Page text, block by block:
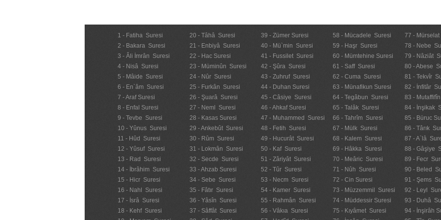
1 - Fatiha Suresi
2 - Bakara Suresi
3 - Âli İmrân Suresi
4 - Nisâ Suresi
5 - Mâide Suresi
6 - En`âm Suresi
7 - Araf Suresi
8 - Enfal Suresi
9 - Tevbe Suresi
10 - Yûnus Suresi
11 - Hûd Suresi
12 - Yûsuf Suresi
13 - Rad Suresi
14 - İbrâhim Suresi
15 - Hicr Suresi
16 - Nahl Suresi
17 - İsrâ Suresi
18 - Kehf Suresi
20 - Tâhâ Suresi
21 - Enbiyâ Suresi
22 - Hac Suresi
23 - Müminûn Suresi
24 - Nûr Suresi
25 - Furkân Suresi
26 - Şuarâ Suresi
27 - Neml Suresi
28 - Kasas Suresi
29 - Ankebût Suresi
30 - Rûm Suresi
31 - Lokmân Suresi
32 - Secde Suresi
33 - Ahzab Suresi
34 - Sebe Suresi
35 - Fâtır Suresi
36 - Yâsîn Suresi
37 - Sâffât Suresi
39 - Zümer Suresi
40 - Mü`min Suresi
41 - Fussilet Suresi
42 - Şûra Suresi
43 - Zuhruf Suresi
44 - Duhan Suresi
45 - Câsiye Suresi
46 - Ahkaf Suresi
47 - Muhammed Suresi
48 - Fetih Suresi
49 - Hucurât Suresi
50 - Kaf Suresi
51 - Zâriyât Suresi
52 - Tûr Suresi
53 - Necm Suresi
54 - Kamer Suresi
55 - Rahmân Suresi
56 - Vâkıa Suresi
58 - Mücadele Suresi
59 - Haşr Suresi
60 - Mümtehine Suresi
61 - Saff Suresi
62 - Cuma Suresi
63 - Münafikun Suresi
64 - Tegâbun Suresi
65 - Talâk Suresi
66 - Tahrîm Suresi
67 - Mülk Suresi
68 - Kalem Suresi
69 - Hâkka Suresi
70 - Meâric Suresi
71 - Nûh Suresi
72 - Cin Suresi
73 - Müzzemmil Suresi
74 - Müddessir Suresi
75 - Kıyâmet Suresi
77 - Mürselat
78 - Nebe
79 - Nâziât
80 - Abese
81 - Tekvîr
82 - İnfitâr
83 -
84 - İnşikak
85 - Büruc
86 - Târık
87 - A`lâ
88 - Gâşiye
89 - Fecr
90 - Beled
91 - Şems
92 - Leyl
93 - Duhâ
94 - İnşirâh